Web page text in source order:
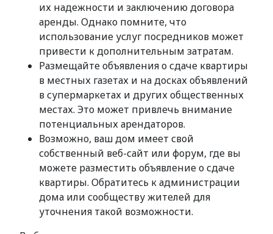
их надежности и заключению договора
аренды. Однако помните, что
использование услуг посредников может
привести к дополнительным затратам.
Размещайте объявления о сдаче квартиры
в местных газетах и на досках объявлений
в супермаркетах и других общественных
местах. Это может привлечь внимание
потенциальных арендаторов.
Возможно, ваш дом имеет свой
собственный веб-сайт или форум, где вы
можете разместить объявление о сдаче
квартиры. Обратитесь к администрации
дома или сообществу жителей для
уточнения такой возможности.